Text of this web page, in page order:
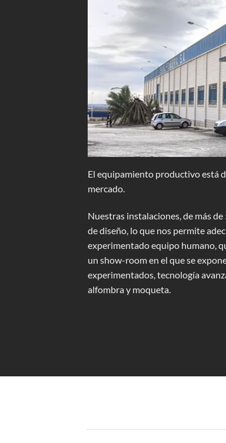
El equipamiento productivo está
mercado.
Nuestras instalaciones, de más
de diseño, lo que nos permite
experimentado equipo humano,
un show-room en el que se
experimentados, tecnología
alfombra y moqueta.